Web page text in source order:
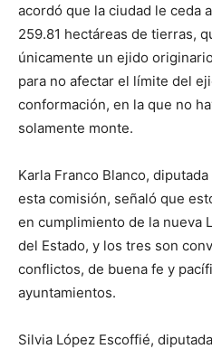
acordó que la ciudad le ceda
259.81 hectáreas de tierras,
únicamente un ejido
para no afectar el límite del
conformación, en la que no
solamente monte.
Karla Franco Blanco,
esta comisión, señaló que
en cumplimiento de la nueva
del Estado, y los tres son
conflictos, de buena fe y
ayuntamientos.
Silvia López Escoffié,